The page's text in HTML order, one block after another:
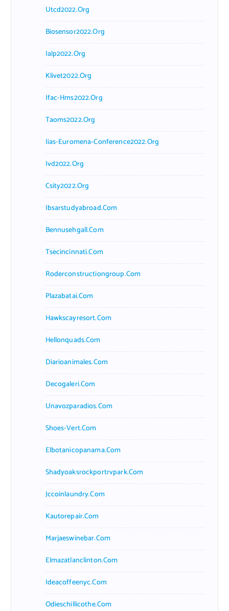
Utcd2022.org
Biosensor2022.org
Ialp2022.org
Klivet2022.org
Ifac-Hms2022.org
Taoms2022.org
Iias-Euromena-Conference2022.org
Ivd2022.org
Csity2022.org
Ibsarstudyabroad.com
Bennusehgall.com
Tsecincinnati.com
Roderconstructiongroup.com
Plazabatai.com
Hawkscayresort.com
Hellonquads.com
Diarioanimales.com
Decogaleri.com
Unavozparadios.com
Shoes-Vert.com
Elbotanicopanama.com
Shadyoaksrockportrvpark.com
Jccoinlaundry.com
Kautorepair.com
Marjaeswinebar.com
Elmazatlanclinton.com
Ideacoffeenyc.com
Odieschillicothe.com